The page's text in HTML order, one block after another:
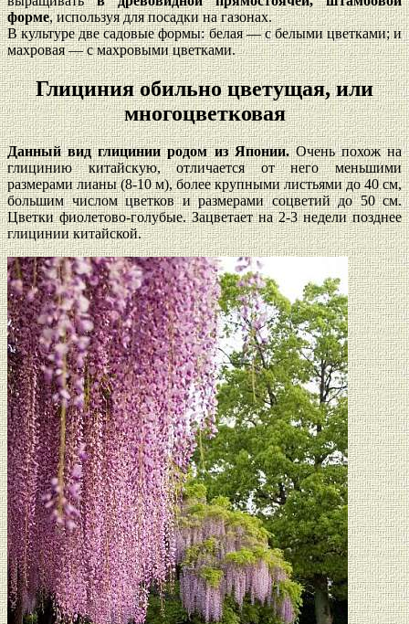
форме, используя для посадки на газонах.
В культуре две садовые формы: белая — с белыми цветками; и
махровая — с махровыми цветками.
Глициния обильно цветущая, или
многоцветковая
Данный вид глицинии родом из Японии.Очень похож на
глицинию китайскую, отличается от него меньшими
размерами лианы (8-10 м), более крупными листьями до 40 см,
большим числом цветков и размерами соцветий до 50 см.
Цветки фиолетово-голубые. Зацветает на 2-3 недели позднее
глицинии китайской.